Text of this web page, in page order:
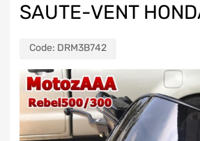
SAUTE-VENT
Code: DRM3B742